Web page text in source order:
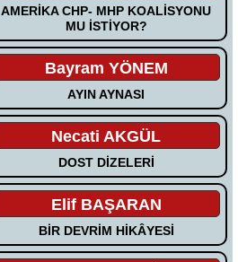
AMERİKA CHP- MHP KOALİSYONU
MU İSTİYOR?
Bayram YÖNEM
AYIN AYNASI
Necati AKGÜL
DOST DİZELERİ
Elif BAŞARAN
BİR DEVRİM HİKÂYESİ